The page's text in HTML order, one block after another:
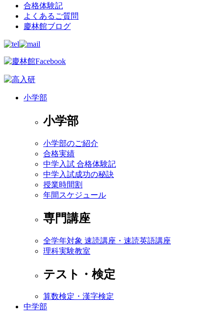
合格体験記
よくあるご質問
慶林館ブログ
小学部
小学部
小学部のご紹介
合格実績
中学入試 合格体験記
中学入試成功の秘訣
授業時間割
年間スケジュール
専門講座
全学年対象 速読講座・速読英語講座
理科実験教室
テスト・検定
算数検定・漢字検定
中学部